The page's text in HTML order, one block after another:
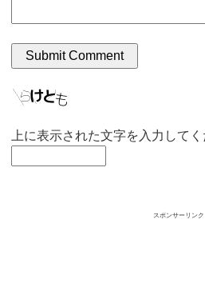
上に表示された文字を入力してく
スポンサーリンク